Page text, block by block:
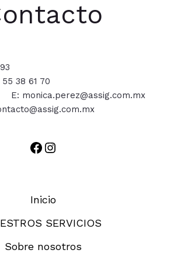
220 492 9993
55 55 38 61 70
Inicio
SERVICIOS
Sobre nosotros